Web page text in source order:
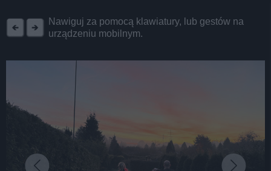
Nawiguj za pomocą klawiatury, lub gestów na
urządzeniu mobilnym.